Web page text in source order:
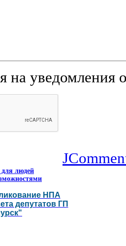
на уведомления
для людей
НПА
депутатов ГП